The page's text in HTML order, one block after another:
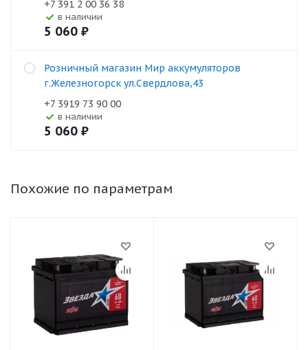
+7 391 2 00 36 38
В наличии
5 060 ₽
Розничный магазин Мир аккумуляторов
г.Железногорск ул.Свердлова,43
+7 3919 73 90 00
В наличии
5 060 ₽
Похожие по параметрам